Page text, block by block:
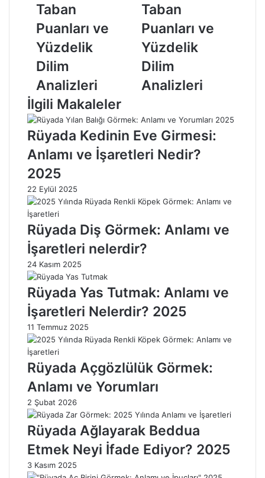
z
i
n
c
a
n
i
s
e
e
r
T
b
a
n
P
u
a
n
l
a
r
e
Y
z
e
l
Taban
Puanları ve
Yüzdelik
Dilim
Analizleri
z
u
r
u
m
L
e
l
r
a
n
P
l
a
ı
Y
ü
l
Taban
Puanları ve
Yüzdelik
Dilim
Analizleri
İlgili Makaleler
Rüyada Kedinin Eve Girmesi:
Anlamı ve İşaretleri Nedir?
2025
22 Eylül 2025
Rüyada Diş Görmek: Anlamı ve
İşaretleri nelerdir?
24 Kasım 2025
Rüyada Yas Tutmak: Anlamı ve
İşaretleri Nelerdir? 2025
11 Temmuz 2025
Rüyada Açgözlülük Görmek:
Anlamı ve Yorumları
2 Şubat 2026
Rüyada Ağlayarak Beddua
Etmek Neyi İfade Ediyor? 2025
3 Kasım 2025